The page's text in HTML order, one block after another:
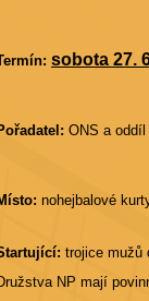
sobota 27.
ONS a
nohejbalové
trojice mužů
NP mají